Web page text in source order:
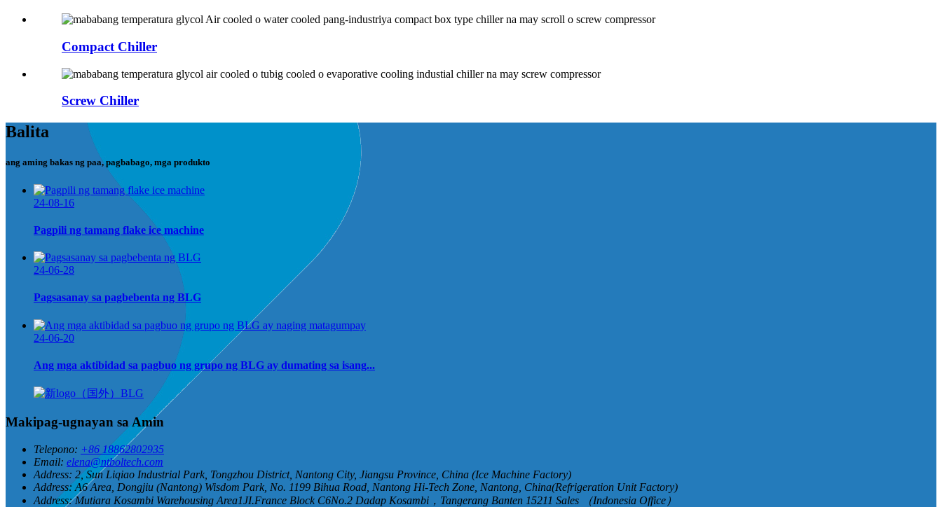
Compact Chiller
Screw Chiller
Balita
ang aming bakas ng paa, pagbabago, mga produkto
24-08-16
Pagpili ng tamang flake ice machine
24-06-28
Pagsasanay sa pagbebenta ng BLG
24-06-20
Ang mga aktibidad sa pagbuo ng grupo ng BLG ay dumating sa isang...
Makipag-ugnayan sa Amin
Telepono: +86 18862802935
Email: elena@ntboltech.com
Address: 2, Sun Liqiao Industrial Park, Tongzhou District, Nantong City, Jiangsu Province, China (Ice Machine Factory)
Address: A6 Area, Dongjiu (Nantong) Wisdom Park, No. 1199 Bihua Road, Nantong Hi-Tech Zone, Nantong, China(Refrigeration Unit Factory)
Address: Mutiara Kosambi Warehousing Area1JI.France Block C6No.2 Dadap Kosambi，Tangerang Banten 15211 Sales （Indonesia Office）